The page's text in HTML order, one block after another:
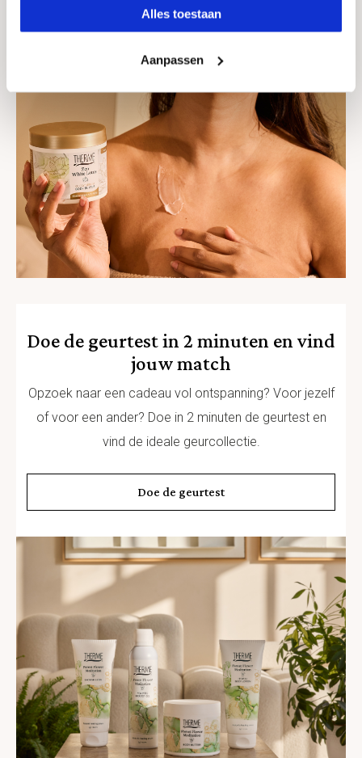
Alles toestaan
Aanpassen
Doe de geurtest in 2 minuten en vind
jouw match
Opzoek naar een cadeau vol ontspanning? Voor jezelf
of voor een ander? Doe in 2 minuten de geurtest en
vind de ideale geurcollectie.
Doe de geurtest